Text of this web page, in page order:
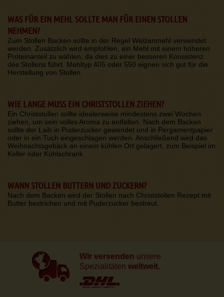
WAS FÜR EIN MEHL SOLLTE MAN FÜR EINEN STOLLEN
NEHMEN?
Zum Stollen Backen sollte in der Regel Weizenmehl verwendet
werden. Zusätzlich wird empfohlen, ein Mehl mit einem höheren
Proteinanteil zu wählen, da dies zu einer besseren Konsistenz
des Stollens führt. Mehltyp 405 oder 550 eignen sich gut für die
Herstellung von Stollen.
WIE LANGE MUSS EIN CHRISTSTOLLEN ZIEHEN?
Ein Christstollen sollte idealerweise mindestens zwei Wochen
ziehen, um sein volles Aroma zu entfalten. Nach dem Backen
sollte der Laib in Puderzucker gewendet und in Pergamentpapier
oder in ein Tuch eingeschlagen werden. Anschließend wird das
Weihnachtsgebäck an einem kühlen Ort gelagert, zum Beispiel im
Keller oder Kühlschrank.
WANN STOLLEN BUTTERN UND ZUCKERN?
Nach dem Backen wird der Stollen nach Christstollen Rezept mit
Butter bestrichen und mit Puderzucker bestreut.
Wir versenden unsere
Spezialitäten weltweit.